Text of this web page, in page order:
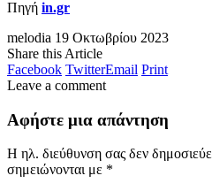
Πηγή in.gr
melodia 19 Οκτωβρίου 2023
Share this Article
Facebook TwitterEmail Print
Leave a comment
Αφήστε μια απάντηση
Η ηλ. διεύθυνση σας δεν
σημειώνονται με *